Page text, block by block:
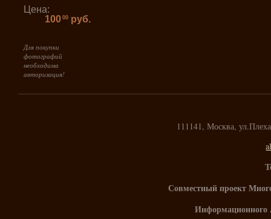
Цена:
100 00 руб.
Для покупки
фотографий
необходима
авторизация!
111141, Москва,
Совместный проект